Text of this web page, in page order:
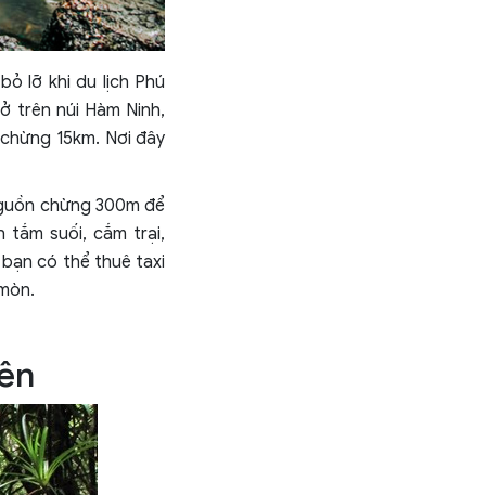
lỡ khi du lịch Phú
trên núi Hàm Ninh,
15km. Nơi đây
chừng 300m để
tắm suối, cắm trại,
có thể thuê taxi